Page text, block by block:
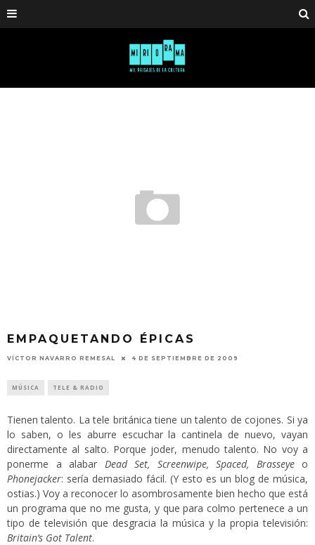
EMPAQUETANDO ÉPICAS
VÍCTOR NAVARRO REMESAL 4 DE SEPTIEMBRE DE 2009
MÚSICA TELE & RADIO
Tienen talento. La tele británica tiene un talento de cojones. Si ya
lo saben, o les aburre escuchar la cantinela de nuevo, vayan
directamente al salto. Porque joder, menudo talento. No voy a
ponerme a alabar Dead Set, Screenwipe, Spaced, Brasseyeo
Phonejacker: sería demasiado fácil. (Y esto es un blog de música,
ostias.) Voy a reconocer lo asombrosamente bien hecho que está
un programa que no me gusta, y que para colmo pertenece a un
tipo de televisión que desgracia la música y la propia televisión:
Britain’s Got Talent.